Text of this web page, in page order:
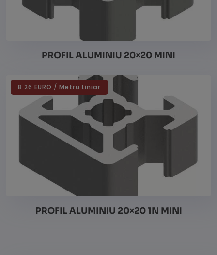
Vezi detalii
PROFIL ALUMINIU 20×20 MINI
8.26 EURO / Metru Liniar
PROFIL ALUMINIU 20×20 1N MINI